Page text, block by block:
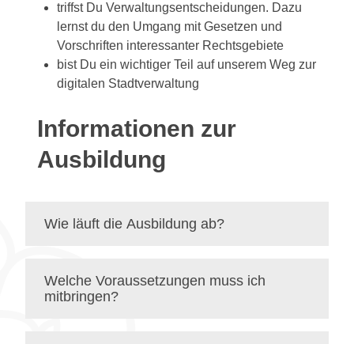
triffst Du Verwaltungsentscheidungen. Dazu
lernst du den Umgang mit Gesetzen und
Vorschriften interessanter Rechtsgebiete
bist Du ein wichtiger Teil auf unserem Weg zur
digitalen Stadtverwaltung
Informationen zur
Ausbildung
Wie läuft die Ausbildung ab?
Welche Voraussetzungen muss ich
mitbringen?